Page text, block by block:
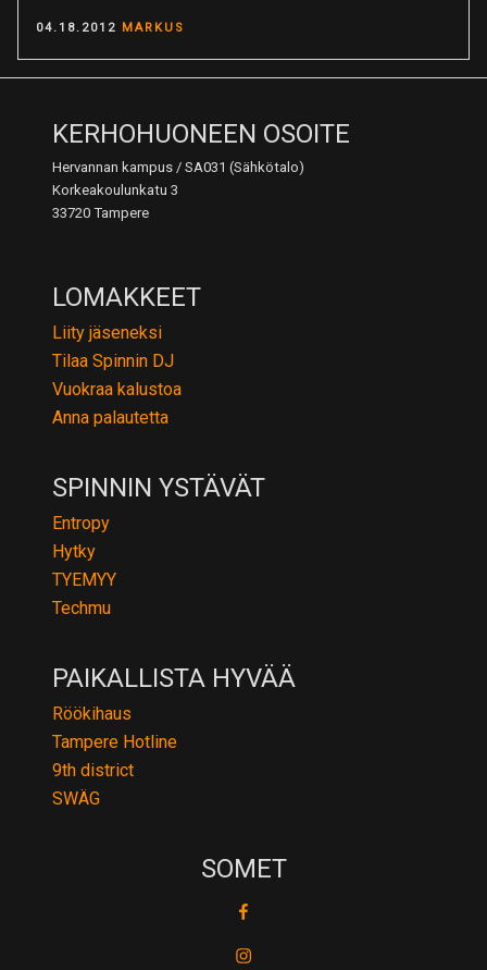
Tampere
–
Wappu
POSTED
04.18.2012 MARKUS
KERHOHUONEEN OSOITE
Hervannan kampus / SA031 (Sähkötalo)
Korkeakoulunkatu 3
33720 Tampere
LOMAKKEET
Liity jäseneksi
Tilaa Spinnin DJ
Vuokraa kalustoa
Anna palautetta
SPINNIN YSTÄVÄT
Entropy
Hytky
TYEMYY
Techmu
PAIKALLISTA HYVÄÄ
Röökihaus
Tampere Hotline
9th district
SWÄG
SOMET
fb
ig